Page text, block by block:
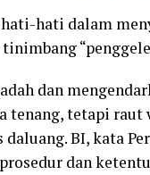
hati dalam
dan
tenang, tetapi
BI, kata
dan